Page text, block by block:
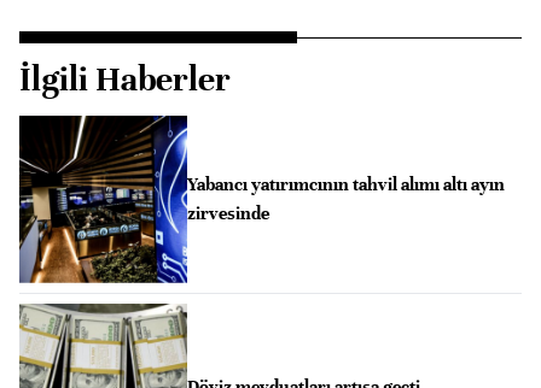
İlgili Haberler
Yabancı yatırımcının tahvil alımı altı ayın
zirvesinde